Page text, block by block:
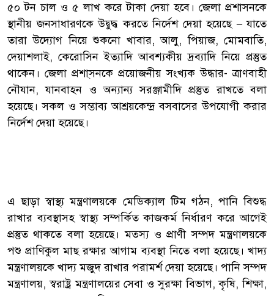
৫০ টন চাল ও ৫ লাখ করে টাকা দেয়া হবে। জেলা প্রশাসনকে
স্থানীয় জনসাধারণকে উদ্বুদ্ধ করতে নির্দেশ দেয়া হয়েছে – যাতে
তারা উদ্যোগ নিয়ে শুকনো খাবার, আলু, পিয়াজ, মোমবাতি,
দেয়াশলাই, কেরোসিন ইত্যাদি আবশ্যকীয় দ্রব্যাদি নিয়ে প্রস্তুত
থাকেন। জেলা প্রশা্সনকে প্রয়োজনীয় সংখ্যক উদ্ধার- ত্রাণবাহী
নৌযান, যানবাহন ও অন্যান্য সরঞ্জামীদি প্রস্তুত রাখতে বলা
হয়েছে। সকল ও সম্ভাব্য আশ্রয়কেন্দ্র বসবাসের উপযোগী করার
নির্দেশ দেয়া হয়েছে।
এ ছাড়া স্বাস্থ্য মন্ত্রণালয়কে মেডিক্যাল টিম গঠন, পানি বিশুদ্ধ
রাখার ব্যবস্থাসহ স্বাস্থ্য সম্পর্কিত কাজকর্ম নির্ধারণ করে আগেই
প্রস্তুত থাকতে বলা হয়েছে। মত্স্য ও প্রাণী সম্পদ মন্ত্রণালয়কে
পশু প্রাণিকুল মাছ রক্ষার আগাম ব্যবস্থা নিতে বলা হয়েছে। খাদ্য
মন্ত্রণালয়কে খাদ্য মজুদ রাখার পরামর্শ দেয়া হয়েছে। পানি সম্পদ
মন্ত্রণালয়, স্বরাষ্ট্র মন্ত্রণালয়ের সেবা ও সুরক্ষা বিভাগ, কৃষি, শিক্ষা,